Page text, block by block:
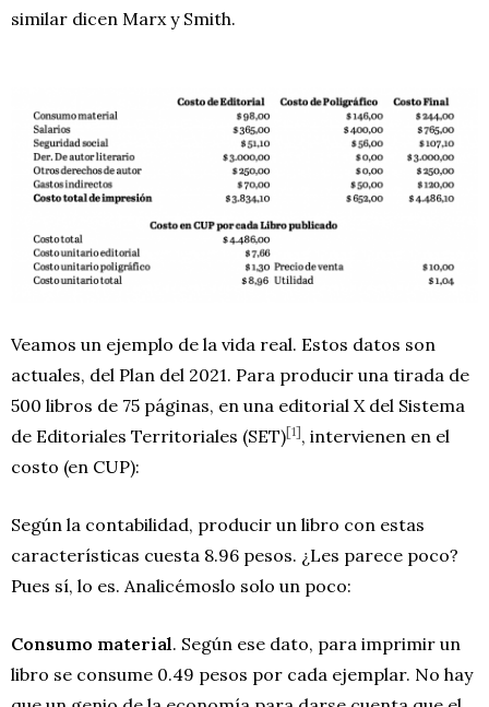
similar dicen Marx y Smith.
Veamos un ejemplo de la vida real. Estos datos son
actuales, del Plan del 2021. Para producir una tirada de
500 libros de 75 páginas, en una editorial X del Sistema
de Editoriales Territoriales (SET)[1], intervienen en el
costo (en CUP):
Según la contabilidad, producir un libro con estas
características cuesta 8.96 pesos. ¿Les parece poco?
Pues sí, lo es. Analicémoslo solo un poco:
Consumo material. Según ese dato, para imprimir un
libro se consume 0.49 pesos por cada ejemplar. No hay